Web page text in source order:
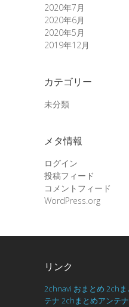
2020年7月
2020年6月
2020年5月
2019年12月
カテゴリー
未分類
メタ情報
ログイン
投稿フィード
コメントフィード
WordPress.org
リンク
2chnavi おまとめ 2chま
テナ 2chまとめアンテナ